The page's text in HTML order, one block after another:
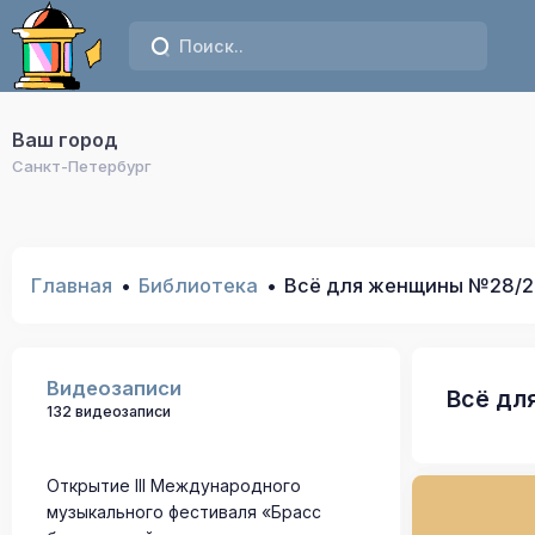
Ваш город
Санкт-Петербург
Главная Библиотека Всё для женщины №28/
Видеозаписи
132 видеозаписи
Открытие III Международного
музыкального фестиваля «Брасс
Всё